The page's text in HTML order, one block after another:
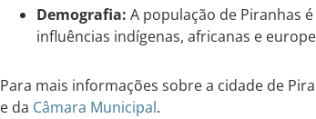
Demografia: A população de Piranhas
influências indígenas, africanas e
Para mais informações sobre a cidade de
e da Câmara Municipal.